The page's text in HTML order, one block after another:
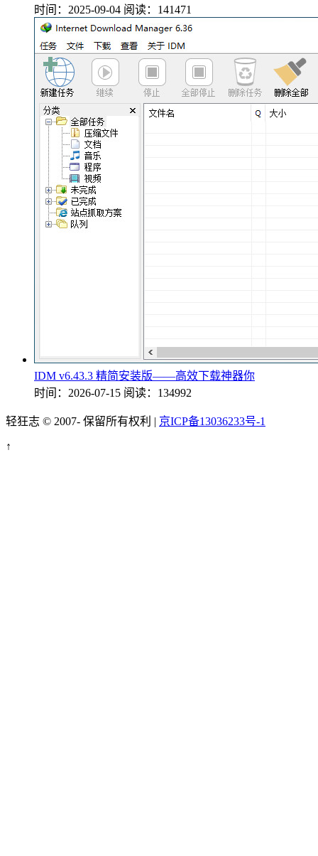
时间：2025-09-04 阅读：141471
IDM v6.43.3 精简安装版——高效下载神器你
时间：2026-07-15 阅读：134992
轻狂志 © 2007- 保留所有权利 | 京ICP备13036233号-1
↑